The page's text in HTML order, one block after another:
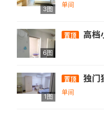
3图
单间
6图
置顶 高档小
1图
置顶 独门
单间